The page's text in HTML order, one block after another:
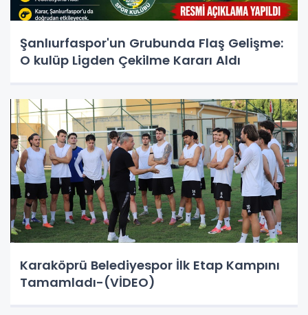
Şanlıurfaspor'un Grubunda Flaş Gelişme:
O kulüp Ligden Çekilme Kararı Aldı
Karaköprü Belediyespor İlk Etap Kampını
Tamamladı-(VİDEO)